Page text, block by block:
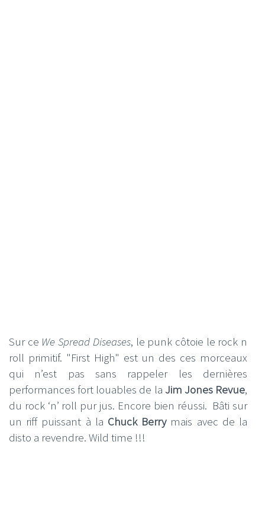
Sur ce We Spread Diseases, le punk côtoie le rock n
roll primitif. "First High" est un des ces morceaux
qui n’est pas sans rappeler les dernières
performances fort louables de la Jim Jones Revue,
du rock ‘n’ roll pur jus. Encore bien réussi. Bâti sur
un riff puissant à la Chuck Berry mais avec de la
disto a revendre. Wild time !!!